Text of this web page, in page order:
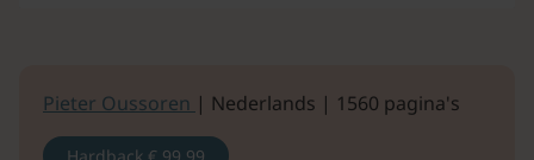
Pieter Oussoren | Nederlands | 1560 pagina's
Hardback € 99.99